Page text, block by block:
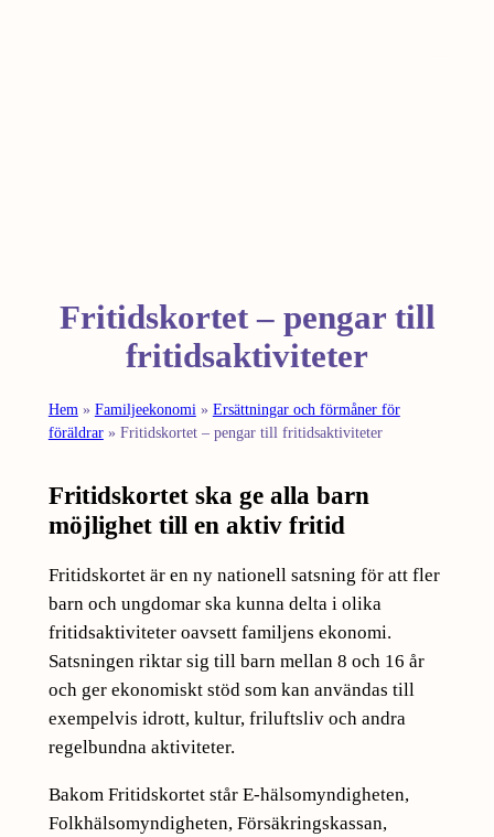
Fritidskortet – pengar till
fritidsaktiviteter
Hem » Familjeekonomi » Ersättningar och förmåner för
föräldrar» Fritidskortet – pengar till fritidsaktiviteter
Fritidskortet ska ge alla barn
möjlighet till en aktiv fritid
Fritidskortet är en ny nationell satsning för att fler
barn och ungdomar ska kunna delta i olika
fritidsaktiviteter oavsett familjens ekonomi.
Satsningen riktar sig till barn mellan 8 och 16 år
och ger ekonomiskt stöd som kan användas till
exempelvis idrott, kultur, friluftsliv och andra
regelbundna aktiviteter.
Bakom Fritidskortet står E‑hälsomyndigheten,
Folkhälsomyndigheten, Försäkringskassan,